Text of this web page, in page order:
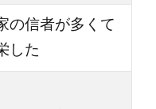
の信者が多くて
した